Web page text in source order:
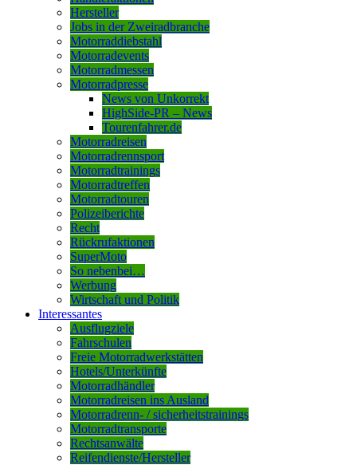
Hersteller
Jobs in der Zweiradbranche
Motorraddiebstahl
Motorradevents
Motorradmessen
Motorradpresse
News von Unkorrekt
HighSide-PR – News
Tourenfahrer.de
Motorradreisen
Motorradrennsport
Motorradtrainings
Motorradtreffen
Motorradtouren
Polizeiberichte
Recht
Rückrufaktionen
SuperMoto
So nebenbei…
Werbung
Wirtschaft und Politik
Interessantes
Ausflugziele
Fahrschulen
Freie Motorradwerkstätten
Hotels/Unterkünfte
Motorradhändler
Motorradreisen ins Ausland
Motorradrenn- / sicherheitstrainings
Motorradtransporte
Rechtsanwälte
Reifendienste/Hersteller